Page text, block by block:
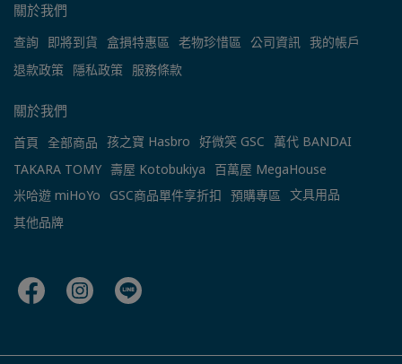
關於我們
查詢 即將到貨 盒損特惠區 老物珍惜區 公司資訊 我的帳戶
退款政策 隱私政策 服務條款
關於我們
首頁 全部商品 孩之寶 Hasbro 好微笑 GSC
萬代 BANDAI
TAKARA TOMY 壽屋 Kotobukiya
百萬屋 MegaHouse
米哈遊 miHoYo GSC商品單件享折扣 預購專區 文具用品
其他品牌